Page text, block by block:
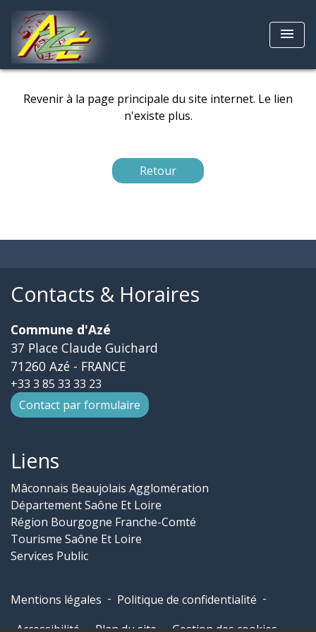
menu
Revenir à la page principale du site internet. Le lien
n'existe plus.
Retour
Contacts & Horaires
Commune d'Azé
37 Place Claude Guichard
71260 Azé - FRANCE
+33 3 85 33 33 23
Contact par formulaire
Liens
Mâconnais Beaujolais Agglomération
Département Saône Et Loire
Région Bourgogne Franche-Comté
Tourisme Saône Et Loire
Services Public
Mentions légales - Politique de confidentialité -